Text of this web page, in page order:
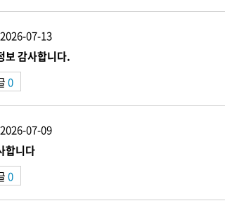
2026-07-13
보 감사합니다.
0
2026-07-09
합니다
0